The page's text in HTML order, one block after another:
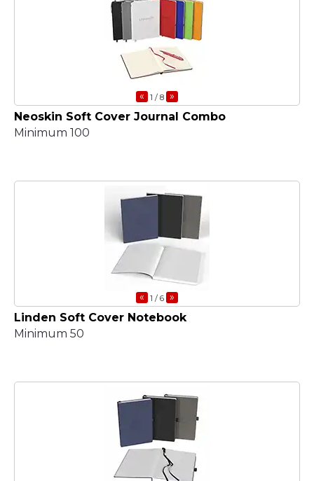
« 1 / 8 »
Neoskin Soft Cover Journal Combo
Minimum 100
« 1 / 6 »
Linden Soft Cover Notebook
Minimum 50